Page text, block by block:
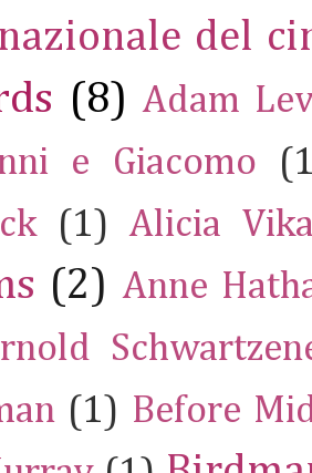
del
(8) Adam
e Giacomo
(1) Alicia
(2) Anne
(1) Before